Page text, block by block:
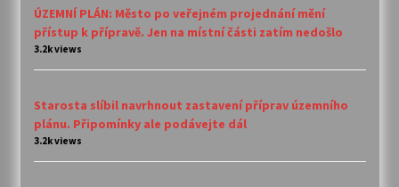
ÚZEMNÍ PLÁN: Město po veřejném projednání mění
přístup k přípravě. Jen na místní části zatím nedošlo
3.2k views
Starosta slíbil navrhnout zastavení příprav územního
plánu. Připomínky ale podávejte dál
3.2k views